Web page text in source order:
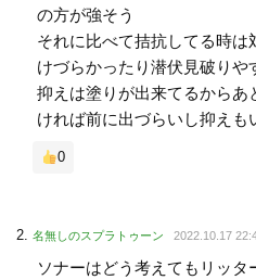
の方が強そう
それに比べて拮抗してる時
けづらかったり潜伏見破りや
抑えは塗りが出来てるから
ければ前に出づらいし抑えも
0
名無しのスプラトゥーン 2022.10.17
ソナーはどう考えてもリッ